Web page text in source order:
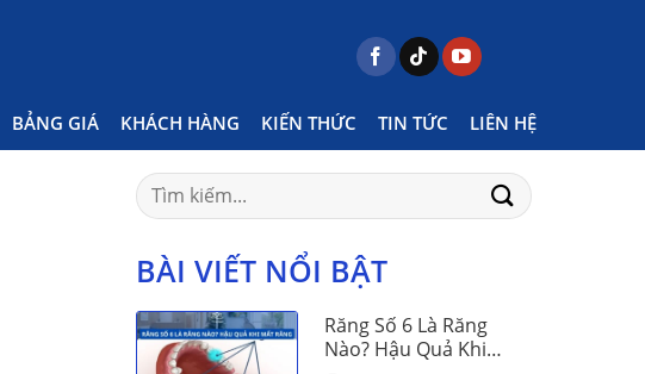
BẢNG GIÁ KHÁCH HÀNG KIẾN THỨC TIN TỨC LIÊN HỆ
Posts tagged "Niềng răng BTS là gì"
Search
for:
BÀI VIẾT NỔI BẬT
Răng Số 6 Là Răng
Nào? Hậu Quả Khi